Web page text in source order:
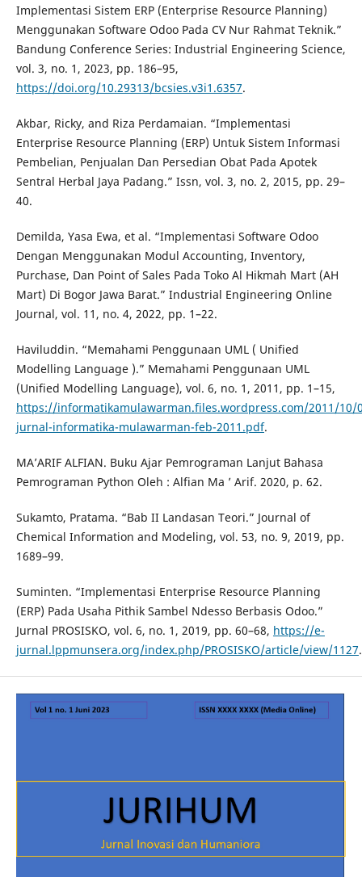
Implementasi Sistem ERP (Enterprise Resource Planning)
Menggunakan Software Odoo Pada CV Nur Rahmat Teknik.”
Bandung Conference Series: Industrial Engineering Science,
vol. 3, no. 1, 2023, pp. 186–95,
https://doi.org/10.29313/bcsies.v3i1.6357.
Akbar, Ricky, and Riza Perdamaian. “Implementasi
Enterprise Resource Planning (ERP) Untuk Sistem Informasi
Pembelian, Penjualan Dan Persedian Obat Pada Apotek
Sentral Herbal Jaya Padang.” Issn, vol. 3, no. 2, 2015, pp. 29–
40.
Demilda, Yasa Ewa, et al. “Implementasi Software Odoo
Dengan Menggunakan Modul Accounting, Inventory,
Purchase, Dan Point of Sales Pada Toko Al Hikmah Mart (AH
Mart) Di Bogor Jawa Barat.” Industrial Engineering Online
Journal, vol. 11, no. 4, 2022, pp. 1–22.
Haviluddin. “Memahami Penggunaan UML ( Unified
Modelling Language ).” Memahami Penggunaan UML
(Unified Modelling Language), vol. 6, no. 1, 2011, pp. 1–15,
https://informatikamulawarman.files.wordpress.com/2011/10/
jurnal-informatika-mulawarman-feb-2011.pdf.
MA’ARIF ALFIAN. Buku Ajar Pemrograman Lanjut Bahasa
Pemrograman Python Oleh : Alfian Ma ’ Arif. 2020, p. 62.
Sukamto, Pratama. “Bab II Landasan Teori.” Journal of
Chemical Information and Modeling, vol. 53, no. 9, 2019, pp.
1689–99.
Suminten. “Implementasi Enterprise Resource Planning
(ERP) Pada Usaha Pithik Sambel Ndesso Berbasis Odoo.”
Jurnal PROSISKO, vol. 6, no. 1, 2019, pp. 60–68, https://e-
jurnal.lppmunsera.org/index.php/PROSISKO/article/view/1127.